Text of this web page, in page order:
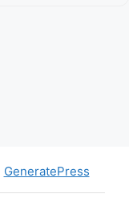
GeneratePress